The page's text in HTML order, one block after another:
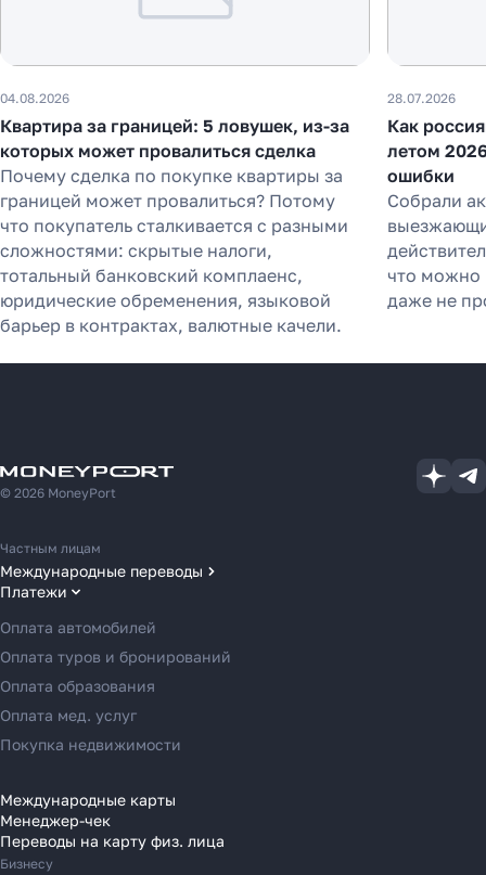
04.08.2026
Квартира за границей: 5 ловушек, из-за
которых может провалиться сделка
Почему сделка по покупке квартиры за
границей может провалиться? Потому
что покупатель сталкивается с разными
сложностями: скрытые налоги,
тотальный банковский комплаенс,
юридические обременения, языковой
барьер в контрактах, валютные качели.
28.07.2026
Как
летом
ошибки
Собрали
что можно
даже не
© 2026 MoneyPort
Частным лицам
Международные переводы
Переводы в США
Переводы в ОАЭ
Переводы в Европу
Переводы в Азию
Переводы в Россию
Переводы в Австрию
Переводы в Болгарию
Переводы в Венгрию
Переводы в Великобританию
Платежи
Оплата автомобилей
Оплата туров и бронирований
Оплата образования
Оплата мед. услуг
Покупка недвижимости
Международные карты
Менеджер-чек
Переводы на карту физ. лица
Бизнесу